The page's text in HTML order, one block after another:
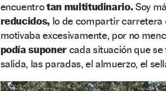
encuentrotan multitudinario. Soy
reducidos, lo de compartir
motivaba excesivamente, por no
podía suponercada situación que se
salida, las paradas, el almuerzo, el